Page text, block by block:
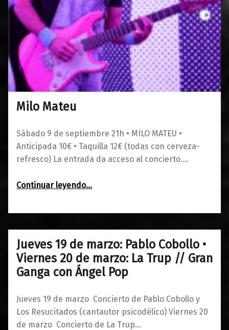
Milo Mateu
Sábado 9 de septiembre 21h • MILO MATEU •
Anticipada 10€ • Taquilla 12€ (todas con cerveza-
refresco) La entrada da acceso al concierto.…
Continuar leyendo…
01/08/20230
Maravillas
Jueves 19 de marzo: Pablo Cobollo •
Viernes 20 de marzo: La Trup // Gran
Ganga con Ángel Pop
Jueves 19 de marzo Concierto de Pablo Cobollo y
Los Resucitados (cantautor psicodélico) Viernes 20
de marzo Concierto de La Trup…
09/03/2020
0
Maravillas